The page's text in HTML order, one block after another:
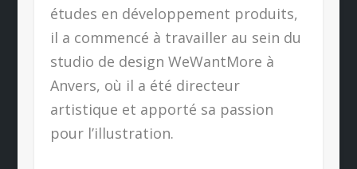
études en développement produits,
il a commencé à travailler au sein du
studio de design WeWantMore à
Anvers, où il a été directeur
artistique et apporté sa passion
pour l’illustration.